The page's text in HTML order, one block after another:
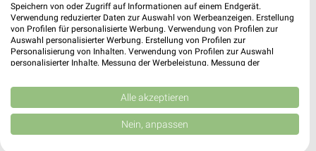
60326 Frankfurt am Main
426,66 km
Schwarzwaldstraße 33 - 35
60528 Frankfurt am Main Niederrad
427,23 km
Speichern von oder Zugriff auf Informationen auf einem Endgerät.
Verwendung reduzierter Daten zur Auswahl von Werbeanzeigen. Erstellung
von Profilen für personalisierte Werbung. Verwendung von Profilen zur
Auswahl personalisierter Werbung. Erstellung von Profilen zur
Personalisierung von Inhalten. Verwendung von Profilen zur Auswahl
personalisierter Inhalte. Messung der Werbeleistung. Messung der
Kombinationen von Daten aus verschiedenen Quellen. Entwicklung und
Verbesserung der Angebote. Verwendung reduzierter Daten zur Auswahl
von Inhalten.
Daten können außerhalb der Europäischen Union weitergegeben und in die
USA gesendet werden.
Alle akzeptieren
Nein, anpassen